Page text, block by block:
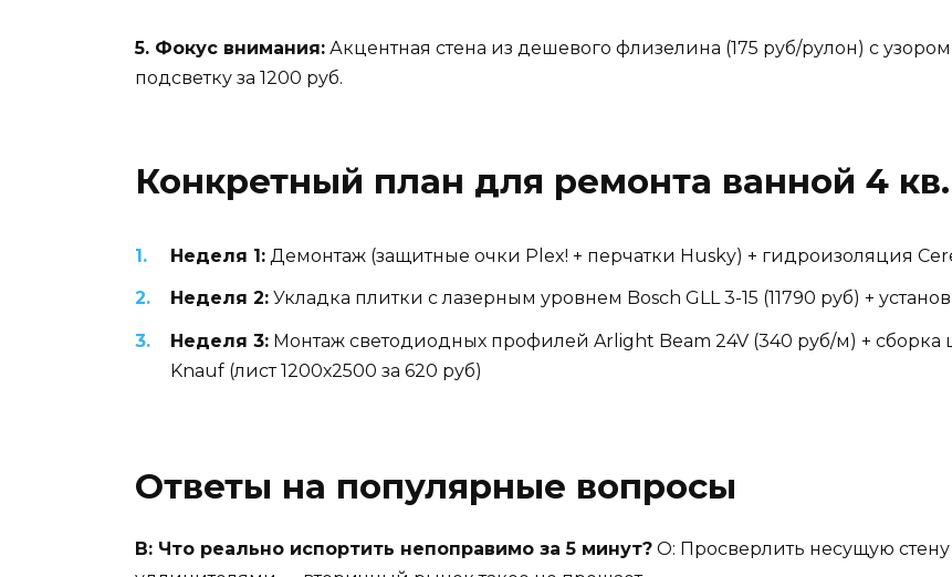
5. Фокус внимания: Акцентная стена из дешевого флизелина (175 руб/рулон) с
подсветку за 1200 руб.
Конкретный план для ремонта ванной 4
Неделя 1: Демонтаж (защитные очки Plex! + перчатки Husky) + гидроизоляция
Неделя 2: Укладка плитки с лазерным уровнем Bosch GLL 3-15 (11790 руб) +
Неделя 3: Монтаж светодиодных профилей Arlight Beam 24V (340 руб/м) + сборка
Knauf (лист 1200х2500 за 620 руб)
Ответы на популярные вопросы
В: Что реально испортить непоправимо за 5 минут? О: Просверлить несущую стену